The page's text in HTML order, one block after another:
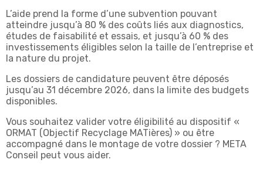
L’aide prend la forme d’une subvention pouvant
atteindre jusqu’à 80 % des coûts liés aux diagnostics,
études de faisabilité et essais, et jusqu’à 60 % des
investissements éligibles selon la taille de l’entreprise et
la nature du projet.
Les dossiers de candidature peuvent être déposés
jusqu’au 31 décembre 2026, dans la limite des budgets
disponibles.
Vous souhaitez valider votre éligibilité au dispositif «
ORMAT (Objectif Recyclage MATières) » ou être
accompagné dans le montage de votre dossier ? META
Conseil peut vous aider.